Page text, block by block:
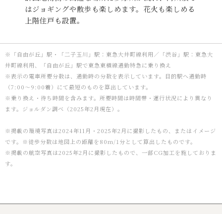
はジョギングや散歩も楽しめます。 花火も楽しめる
上階住戸も設置。
※「自由が丘」駅・「二子玉川」駅：東急大井町線利用／「渋谷」駅：東急大
井町線利用、「自由が丘」駅で東急東横線通勤特急に乗り換え
※表示の電車所要分数は、通勤時の分数を表示しています。目的駅へ通勤時
（7:00～9:00着）にて最短のものを算出しています。
※乗り換え・待ち時間を含みます。所要時間は時間帯・運行状況により異なり
ます。ジョルダン調べ（2025年2月現在）。
※掲載の環境写真は2024年11月・2025年2月に撮影したもの、またはイメージ
です。※徒歩分数は地図上の距離を80m/1分として算出したものです。
※掲載の航空写真は2025年2月に撮影したもので、一部CG加工を施しておりま
す。